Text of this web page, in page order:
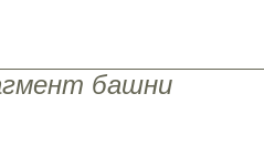
башни